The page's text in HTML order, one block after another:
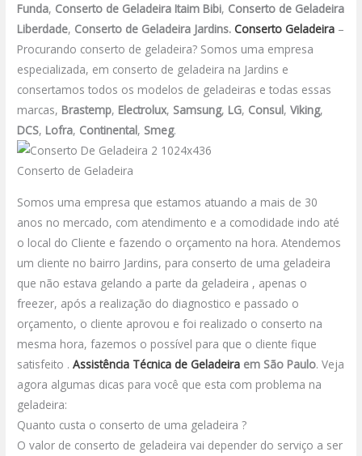
Funda, Conserto de Geladeira Itaim Bibi, Conserto de Geladeira
Liberdade, Conserto de Geladeira Jardins. Conserto Geladeira –
Procurando conserto de geladeira? Somos uma empresa
especializada, em conserto de geladeira na Jardins e
consertamos todos os modelos de geladeiras e todas essas
marcas, Brastemp, Electrolux, Samsung, LG, Consul,Viking,
DCS, Lofra, Continental, Smeg.
Conserto de Geladeira
Somos uma empresa que estamos atuando a mais de 30
anos no mercado, com atendimento e a comodidade indo até
o local do Cliente e fazendo o orçamento na hora. Atendemos
um cliente no bairro Jardins, para conserto de uma geladeira
que não estava gelando a parte da geladeira , apenas o
freezer, após a realização do diagnostico e passado o
orçamento, o cliente aprovou e foi realizado o conserto na
mesma hora, fazemos o possível para que o cliente fique
satisfeito .Assistência Técnica de Geladeira em São Paulo. Veja
agora algumas dicas para você que esta com problema na
geladeira:
Quanto custa o conserto de uma geladeira ?
O valor de conserto de geladeira vai depender do serviço a ser